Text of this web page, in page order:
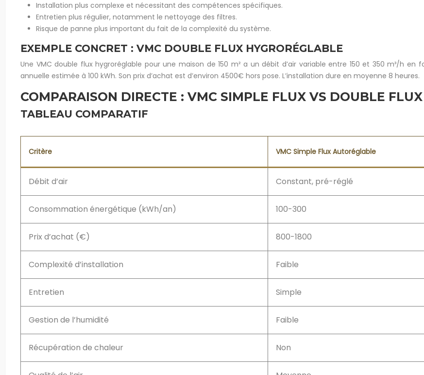
Installation plus complexe et nécessitant des compétences spécifiques.
Entretien plus régulier, notamment le nettoyage des filtres.
Risque de panne plus important du fait de la complexité du système.
EXEMPLE CONCRET : VMC DOUBLE FLUX HYGRORÉGLABLE
Une VMC double flux hygroréglable pour une maison de 150 m² a un débit d’air variable entre 150 et 350 m³/h
annuelle estimée à 100 kWh. Son prix d’achat est d’environ 4500€ hors pose. L’installation dure en moyenne 8 heures.
COMPARAISON DIRECTE : VMC SIMPLE FLUX VS DOUBLE FLUX
TABLEAU COMPARATIF
Critère VMC Simple Flux Autoréglable
Débit d’air Constant, pré-réglé
Consommation énergétique (kWh/an) 100-300
Prix d’achat (€) 800-1800
Complexité d’installation Faible
Entretien Simple
Gestion de l’humidité Faible
Récupération de chaleur Non